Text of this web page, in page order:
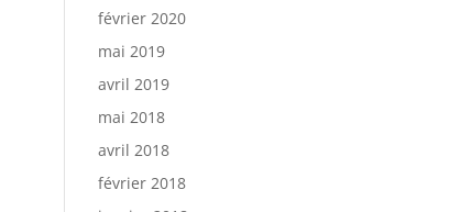
février 2020
mai 2019
avril 2019
mai 2018
avril 2018
février 2018